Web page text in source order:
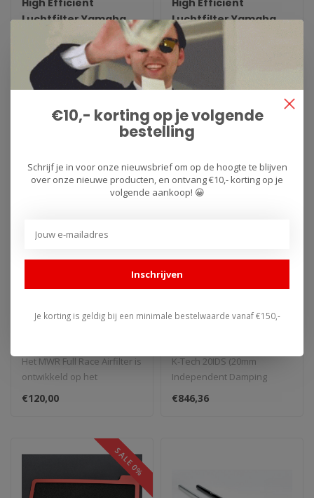
High Efficient
Luchtfilter Yamaha
R9/MT09(SP)/Tracer9(GT)/XSR900/XSR900
(2024-2025)
Het doel van het
revolutionaire ontwerp is
om het inlaatgeluid te
verminderen en..
High Efficient
Luchtfilter Yamaha
MT-09(SP)/Tracer
9(GT)/XSR900 (2021-
2024)
Het doel van het
revolutionaire ontwerp is
om het inlaatgeluid te
verminderen en..
MWR
Yamaha
Het MWR Full Race Airfilter is
ontwikkeld op het
circuit, niet op de dyno
maar..
€120,00
K-TECH
20IDS Yamaha MT-
K-Tech 20IDS (20mm
Independent Damping
System) voorvorkpatronen
zijn een complee..
€846,36
SALE 0%
€10,- korting op je volgende
bestelling
Schrijf je in voor onze nieuwsbrief om op de hoogte te blijven
over onze nieuwe producten, en ontvang €10,- korting op je
volgende aankoop! 😀
Inschrijven
Je korting is geldig bij een minimale bestelwaarde vanaf €150,-